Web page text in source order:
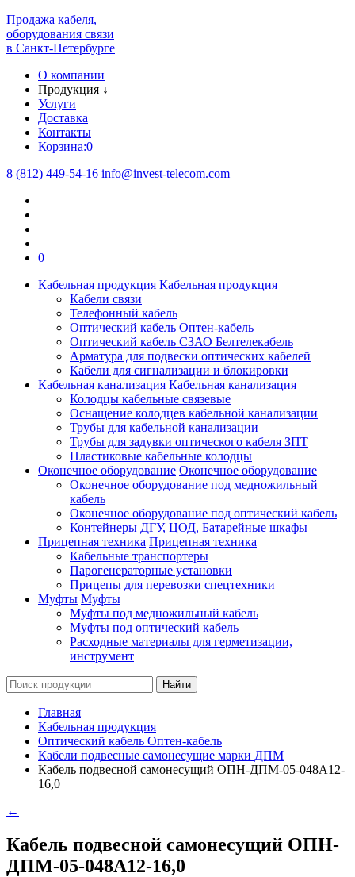
Продажа кабеля,
оборудования связи
в Санкт-Петербурге
О компании
Продукция ↓
Услуги
Доставка
Контакты
Корзина:0
8 (812) 449-54-16 info@invest-telecom.com
0
Кабельная продукция Кабельная продукция
Кабели связи
Телефонный кабель
Оптический кабель Оптен-кабель
Оптический кабель СЗАО Белтелекабель
Арматура для подвески оптических кабелей
Кабели для сигнализации и блокировки
Кабельная канализация Кабельная канализация
Колодцы кабельные связевые
Оснащение колодцев кабельной канализации
Трубы для кабельной канализации
Трубы для задувки оптического кабеля ЗПТ
Пластиковые кабельные колодцы
Оконечное оборудование Оконечное оборудование
Оконечное оборудование под медножильный
кабель
Оконечное оборудование под оптический кабель
Контейнеры ДГУ, ЦОД, Батарейные шкафы
Прицепная техника Прицепная техника
Кабельные транспортеры
Парогенераторные установки
Прицепы для перевозки спецтехники
Муфты Муфты
Муфты под медножильный кабель
Муфты под оптический кабель
Расходные материалы для герметизации,
инструмент
Главная
Кабельная продукция
Оптический кабель Оптен-кабель
Кабели подвесные самонесущие марки ДПМ
Кабель подвесной самонесущий ОПН-ДПМ-05-048А12-
16,0
←
Кабель подвесной самонесущий ОПН-
ДПМ-05-048А12-16,0